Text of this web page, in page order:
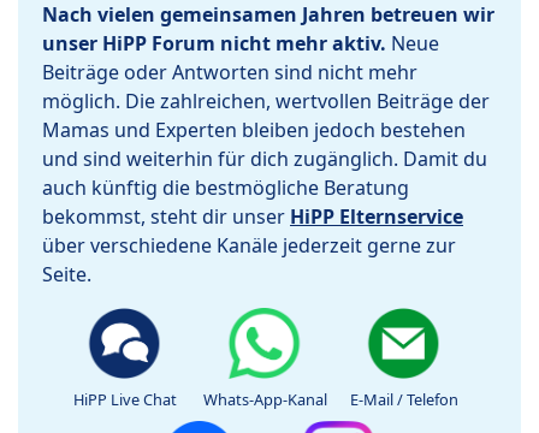
Nach vielen gemeinsamen Jahren betreuen wir
unser HiPP Forum nicht mehr aktiv. Neue
Beiträge oder Antworten sind nicht mehr
möglich. Die zahlreichen, wertvollen Beiträge der
Mamas und Experten bleiben jedoch bestehen
und sind weiterhin für dich zugänglich. Damit du
auch künftig die bestmögliche Beratung
bekommst, steht dir unser HiPP Elternservice
über verschiedene Kanäle jederzeit gerne zur
Seite.
HiPP Live Chat Whats-App-Kanal E-Mail / Telefon